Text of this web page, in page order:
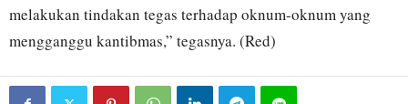
melakukan tindakan tegas terhadap oknum-oknum yang
mengganggu kantibmas,” tegasnya. (Red)